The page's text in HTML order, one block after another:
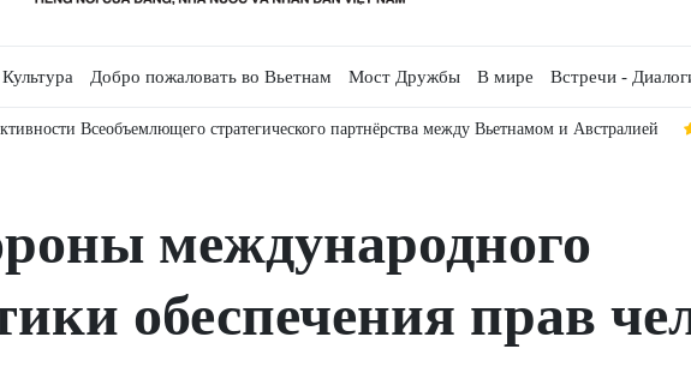
Культура Добро пожаловать во Вьетнам Мост Дружбы В мире Встречи -
Вьетнамом и Малайзией: политическая сплочённость и практическое сотрудничество
международного
обеспечения прав